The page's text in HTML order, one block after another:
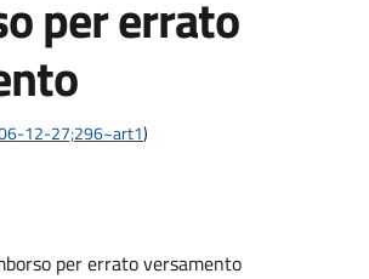
per errato
12-27;296~art1)
per errato versamento